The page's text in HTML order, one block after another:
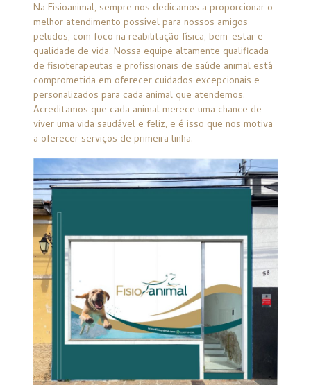
Na Fisioanimal, sempre nos dedicamos a proporcionar o
melhor atendimento possível para nossos amigos
peludos, com foco na reabilitação física, bem-estar e
qualidade de vida. Nossa equipe altamente qualificada
de fisioterapeutas e profissionais de saúde animal está
comprometida em oferecer cuidados excepcionais e
personalizados para cada animal que atendemos.
Acreditamos que cada animal merece uma chance de
viver uma vida saudável e feliz, e é isso que nos motiva
a oferecer serviços de primeira linha.